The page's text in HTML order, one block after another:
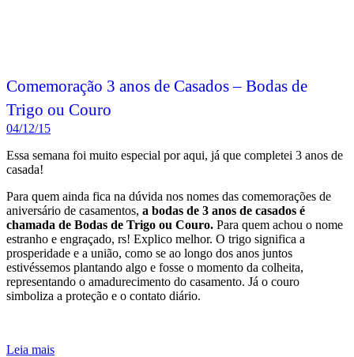
Comemoração 3 anos de Casados – Bodas de
Trigo ou Couro
04/12/15
Essa semana foi muito especial por aqui, já que completei 3 anos de
casada!
Para quem ainda fica na dúvida nos nomes das comemorações de
aniversário de casamentos, a bodas de 3 anos de casados é
chamada de Bodas de Trigo ou Couro. Para quem achou o nome
estranho e engraçado, rs! Explico melhor. O trigo significa a
prosperidade e a união, como se ao longo dos anos juntos
estivéssemos plantando algo e fosse o momento da colheita,
representando o amadurecimento do casamento. Já o couro
simboliza a proteção e o contato diário.
Leia mais